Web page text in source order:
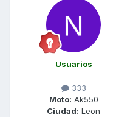
Usuarios
333
Moto: Ak550
Ciudad: Leon